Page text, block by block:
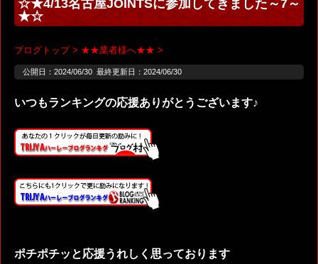
☆★4/13名古屋JOINTSに参加してきました～7～
★☆
ブログトップ > ★★業者様へ★★ >
公開日： 2024/06/30最終更新日：2024/06/30
いつもランキングの応援ありがとうございます♪
ポチポチッと応援うれしく思っております